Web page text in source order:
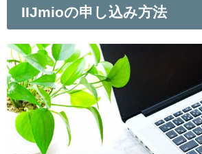
IIJmioの申し込み方法